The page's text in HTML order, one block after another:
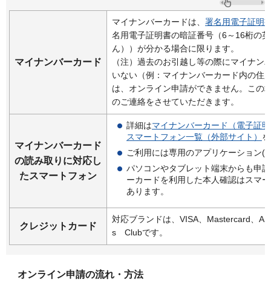
マイナンバーカード
マイナンバーカードは、 署名用電子証明
名用電子証明書の暗証番号（6～16桁の
ん））が分かる場合に限ります。
（注）過去のお引越し等の際にマイナン
いない（例：マイナンバーカード内の住
は、オンライン申請ができません。この
のご連絡をさせていただきます。
マイナンバーカード
の読み取りに対応し
たスマートフォン
詳細はマイナンバーカード（電子証
スマートフォン一覧（外部サイト）
ご利用には専用のアプリケーション
パソコンやタブレット端末からも申
ーカードを利用した本人確認はスマ
あります。
クレジットカード
対応ブランドは、VISA、Mastercard、
s
Clubです。
オンライン申請の流れ・方法